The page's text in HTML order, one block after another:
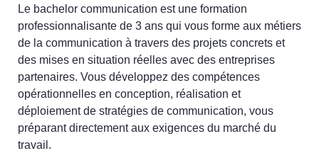
Le bachelor communication est une formation
professionnalisante de 3 ans qui vous forme aux métiers
de la communication à travers des projets concrets et
des mises en situation réelles avec des entreprises
partenaires. Vous développez des compétences
opérationnelles en conception, réalisation et
déploiement de stratégies de communication, vous
préparant directement aux exigences du marché du
travail.